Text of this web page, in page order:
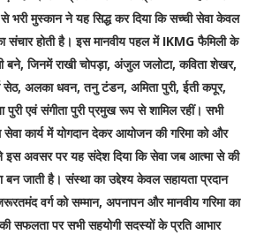
भरी मुस्कान ने यह सिद्ध कर दिया कि सच्ची सेवा केवल
संचार होती है। इस मानवीय पहल में IKMG फैमिली के
जिनमें राखी चोपड़ा, अंजुल जलोटा, कविता शेखर,
सेठ, अलका धवन, तनु टंडन, अमिता पुरी, ईती कपूर,
पुरी एवं संगीता पुरी प्रमुख रूप से शामिल रहीं। सभी
कार्य में योगदान देकर आयोजन की गरिमा को और
अवसर पर यह संदेश दिया कि सेवा जब आत्मा से की
बन जाती है। संस्था का उद्देश्य केवल सहायता प्रदान
वर्ग को सम्मान, अपनापन और मानवीय गरिमा का
सफलता पर सभी सहयोगी सदस्यों के प्रति आभार